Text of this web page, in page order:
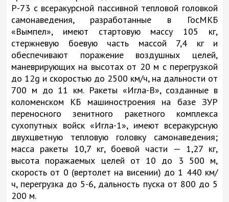
Р-73 с всеракурсной пассивной тепловой головкой
самонаведения, разработанные в ГосМКБ
«Вымпел», имеют стартовую массу 105 кг,
стержневую боевую часть массой 7,4 кг и
обеспечивают поражение воздушных целей,
маневрирующих на высотах от 20 м с перегрузкой
до 12g и скоростью до 2500 км/ч, на дальности от
700 м до 11 км. Ракеты «Игла-В», созданные в
коломенском КБ машиностроения на базе ЗУР
переносного зенитного ракетного комплекса
сухопутных войск «Игла-1», имеют всеракурсную
двухцветную тепловую головку самонаведения;
масса ракеты 10,7 кг, боевой части — 1,27 кг,
высота поражаемых целей от 10 до 3 500 м,
скорость от 0 (вертолет на висении) до 1 440 км/
ч, перегрузка до 5-6, дальность пуска от 800 до 5
200 м.